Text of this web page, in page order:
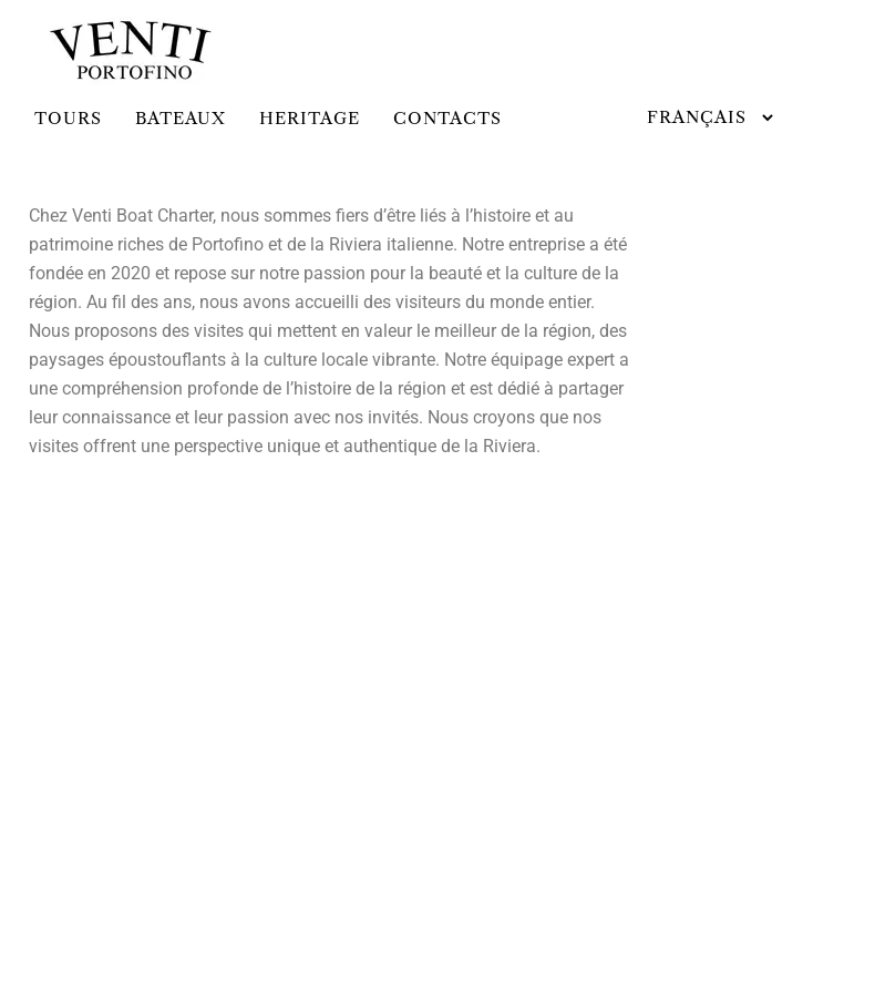
TOURS BATEAUX HERITAGE CONTACTS
Chez Venti Boat Charter, nous sommes fiers d’être liés à l’histoire et au
patrimoine riches de Portofino et de la Riviera italienne. Notre entreprise a été
fondée en 2020 et repose sur notre passion pour la beauté et la culture de la
région. Au fil des ans, nous avons accueilli des visiteurs du monde entier.
Nous proposons des visites qui mettent en valeur le meilleur de la région, des
paysages époustouflants à la culture locale vibrante. Notre équipage expert a
une compréhension profonde de l’histoire de la région et est dédié à partager
leur connaissance et leur passion avec nos invités. Nous croyons que nos
visites offrent une perspective unique et authentique de la Riviera.